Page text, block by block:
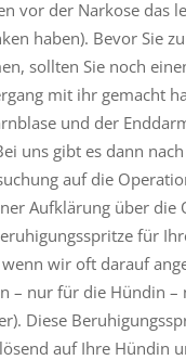
vor der Narkose das
haben). Bevor Sie
sollten Sie noch
mit ihr gemacht
und der
uns gibt es dann
auf die
Aufklärung über die
für
wenn wir oft darauf
– nur für die Hündin –
Diese
auf Ihre Hündin